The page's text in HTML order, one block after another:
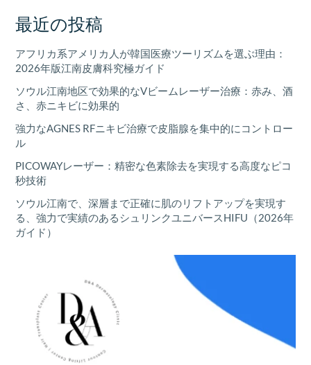
最近の投稿
アフリカ系アメリカ人が韓国医療ツーリズムを選ぶ理由：
2026年版江南皮膚科究極ガイド
ソウル江南地区で効果的なVビームレーザー治療：赤み、酒
さ、赤ニキビに効果的
強力なAGNES RFニキビ治療で皮脂腺を集中的にコントロー
ル
PICOWAYレーザー：精密な色素除去を実現する高度なピコ
秒技術
ソウル江南で、深層まで正確に肌のリフトアップを実現す
る、強力で実績のあるシュリンクユニバースHIFU（2026年
ガイド）